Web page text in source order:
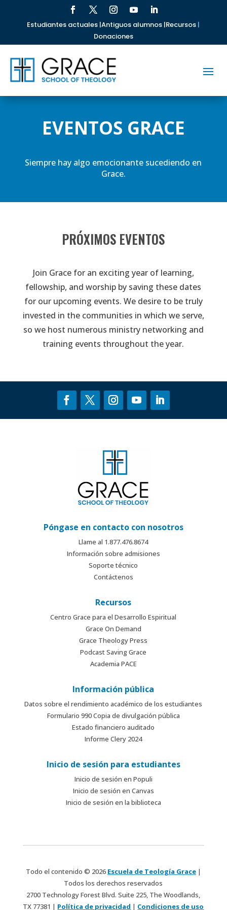
Estudiantes actuales |Antiguos alumnos |Recursos |
Donaciones
EVENTOS GRACE
Siempre hay algo emocionante sucediendo en
Grace.
PRÓXIMOS EVENTOS
Join Grace for an exciting year of learning,
fellowship, and worship by saving these dates
for our upcoming events. We desire to be truly
invested in the communities in which we serve,
so we host numerous ministry networking and
training events throughout the year.
Póngase en contacto con nosotros
Llame al 1.877.476.8674
Información sobre admisiones
Soporte técnico
Contáctenos
Recursos
Centro Grace para el Desarrollo Espiritual
Grace On Demand
Grace Theology Press
Podcast Saving Grace
Academia PACE
Información pública
Datos sobre el rendimiento académico de los estudiantes
Formulario 990 Copia de divulgación pública
Estado financiero auditado
Informe Clery 2024
Inicio de sesión para estudiantes
Inicio de sesión en Populi
Inicio de sesión en Canvas
Inicio de sesión en la biblioteca
Todo el contenido © 2026 Escuela de Teología Grace|
Todos los derechos reservados
2700 Technology Forest Blvd. Suite 225, The Woodlands,
TX 77381 | Política de privacidad | Condiciones de uso